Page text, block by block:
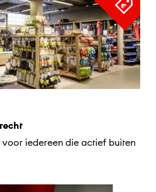
voor iedereen die actief buiten